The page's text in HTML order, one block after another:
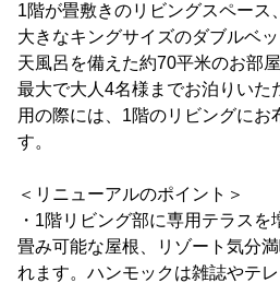
1階が畳敷きのリビングスペース
大きなキングサイズのダブルベ
天風呂を備えた約70平米のお部屋
最大で大人4名様までお泊りいた
用の際には、1階のリビングにお
す。
＜リニューアルのポイント＞
・1階リビング部に専用テラスを
畳み可能な屋根、リゾート気分
れます。ハンモックは雑誌やテ